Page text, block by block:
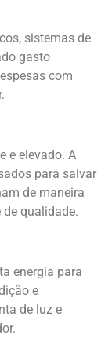
sistemas de
gasto
com
e elevado. A
para salvar
de maneira
qualidade.
energia para
e
de luz e